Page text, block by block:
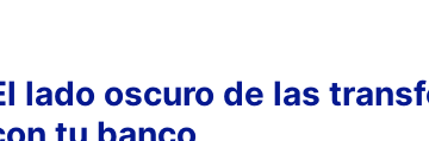
lado oscuro de las